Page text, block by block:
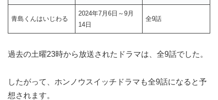
青島くんはいじわる
2024年7月6日～9月
14日
全9話
過去の土曜23時から放送されたドラマは、全9話でした。
したがって、ホンノウスイッチドラマも全9話になると予
想されます。